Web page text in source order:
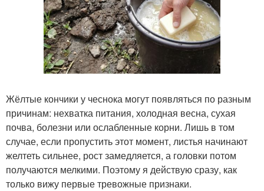
Жёлтые кончики у чеснока могут появляться по разным
причинам: нехватка питания, холодная весна, сухая
почва, болезни или ослабленные корни. Лишь в том
случае, если пропустить этот момент, листья начинают
желтеть сильнее, рост замедляется, а головки потом
получаются мелкими. Поэтому я действую сразу, как
только вижу первые тревожные признаки.